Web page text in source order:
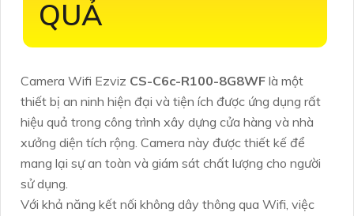
QUẢ
Camera Wifi Ezviz CS-C6c-R100-8G8WF là một
thiết bị an ninh hiện đại và tiện ích được ứng dụng rất
hiệu quả trong công trình xây dựng cửa hàng và nhà
xưởng diện tích rộng. Camera này được thiết kế để
mang lại sự an toàn và giám sát chất lượng cho người
sử dụng.
Với khả năng kết nối không dây thông qua Wifi, việc